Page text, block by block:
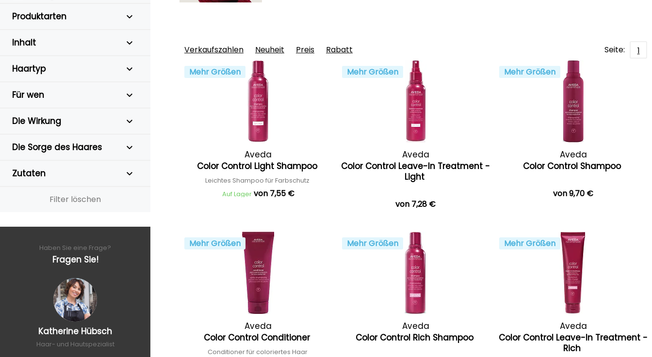
Produktarten
Inhalt
Haartyp
Für wen
Die Wirkung
Die Sorge des Haares
Zutaten
Filter löschen
Haben Sie eine Frage?
Fragen Sie!
Katherine Hübsch
Haar- und Hautspezialist
Verkaufszahlen Neuheit Preis Rabatt Seite:
1
Mehr Größen
Aveda
Color Control Light Shampoo
Leichtes Shampoo für Farbschutz
Auf Lager von 7,55 €
Mehr Größen
Aveda
Color Control Leave-In Treatment -
Light
von 7,28 €
Mehr Größen
Aveda
Color Control Shampoo
von 9,70 €
Mehr Größen
Aveda
Color Control Conditioner
Conditioner für coloriertes Haar
Mehr Größen
Aveda
Color Control Rich Shampoo
Mehr Größen
Aveda
Color Control Leave-In Treatment -
Rich